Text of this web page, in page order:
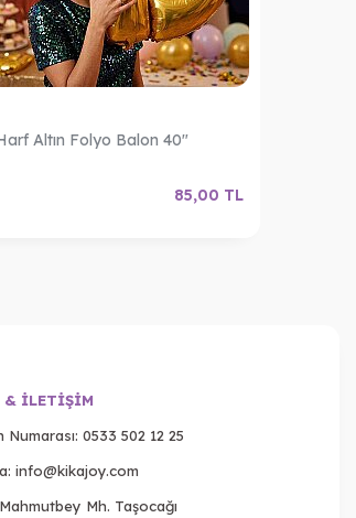
Altın Folyo Balon 40"
85,00 TL
& İLETIŞIM
Numarası: 0533 502 12 25
info@kikajoy.com
Mh. Taşocağı